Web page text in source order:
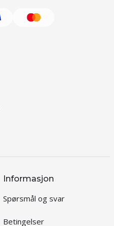
Informasjon
Spørsmål og svar
Betingelser